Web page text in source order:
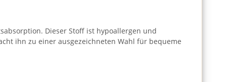
Dieser Stoff ist hypoallergen und
ihn zu einer ausgezeichneten Wahl für bequeme